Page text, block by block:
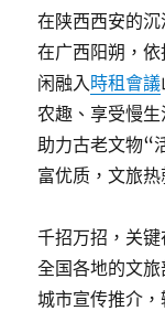
在陕西西安的
在广西阳朔，
闲融入 時租會議
农趣、享受慢
助力古老文物“
富优质，文旅
千招万招，关
全国各地的文
城市宣传推介